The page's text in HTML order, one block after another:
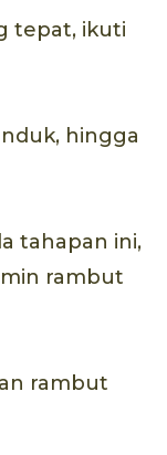
tepat, ikuti
hingga
tahapan ini,
rambut
rambut